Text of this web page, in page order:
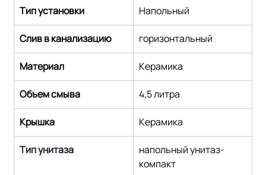
Тип установки Напольный
Слив в канализацию горизонтальный
Материал Керамика
Объем смыва 4,5 литра
Крышка Керамика
Тип унитаза
напольный унитаз-
компакт